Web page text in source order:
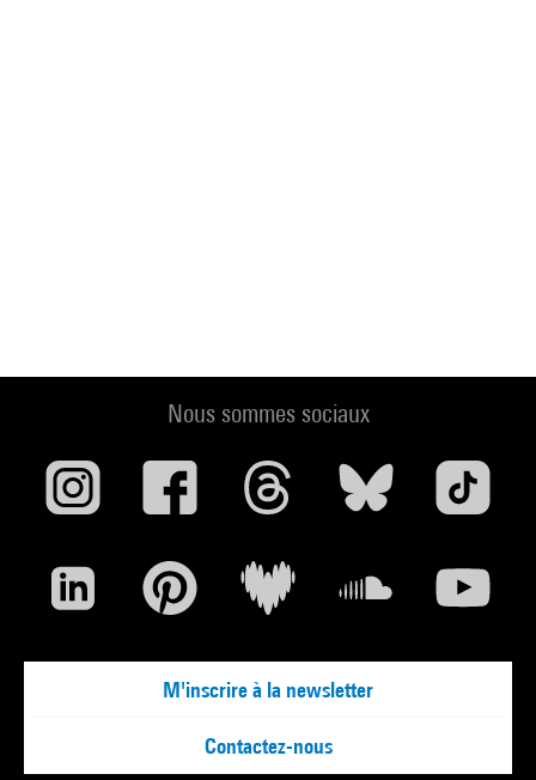
Nous sommes sociaux
M'inscrire à la newsletter
Contactez-nous